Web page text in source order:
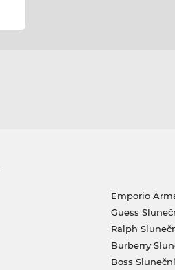
Emporio
Guess
Ralph
Burberry
Boss